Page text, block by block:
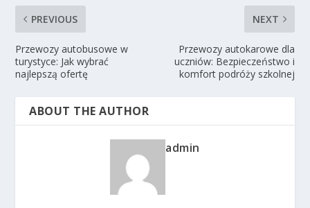
PREVIOUS
Przewozy autobusowe w
turystyce: Jak wybrać
najlepszą ofertę
NEXT
Przewozy autokarowe dla
uczniów: Bezpieczeństwo i
komfort podróży szkolnej
ABOUT THE AUTHOR
admin